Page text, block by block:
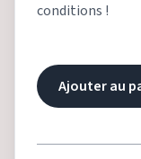
conditions !
Ajouter au